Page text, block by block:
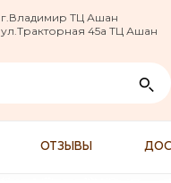
г.Владимир ТЦ Ашан
ул.Тракторная 45а ТЦ Ашан
г.Владимир ТЦ Ашан
ул.Тракторная 45а ТЦ Ашан
ОТЗЫВЫ